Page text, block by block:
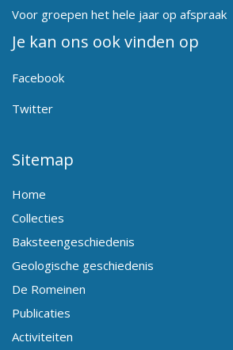
Voor groepen het hele jaar op afspraak
Je kan ons ook vinden op
Facebook
Twitter
Sitemap
Home
Collecties
Baksteengeschiedenis
Geologische geschiedenis
De Romeinen
Publicaties
Activiteiten